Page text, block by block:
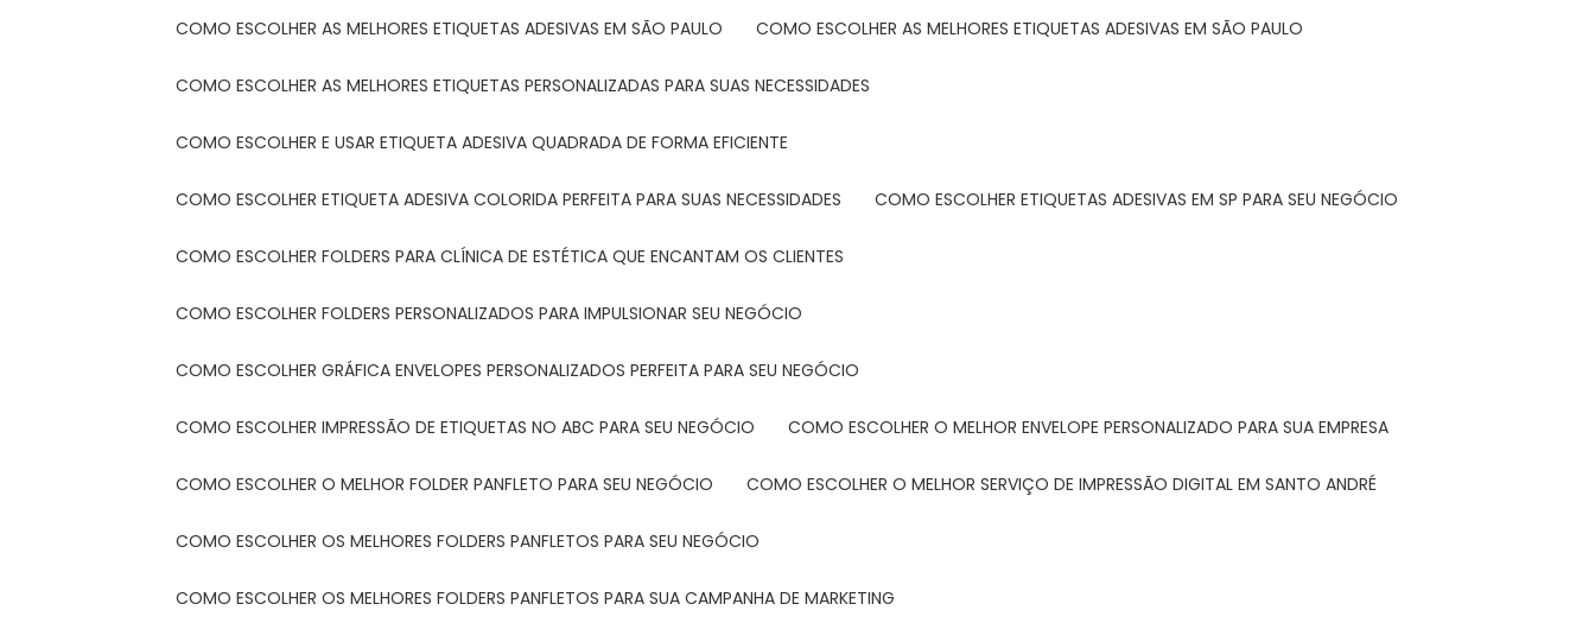
COMO ESCOLHER AS MELHORES ETIQUETAS ADESIVAS EM SÃO PAULO COMO ESCOLHER AS MELHORES ETIQUETAS ADESIVAS EM SÃO PAULO
COMO ESCOLHER AS MELHORES ETIQUETAS PERSONALIZADAS PARA SUAS NECESSIDADES
COMO ESCOLHER E USAR ETIQUETA ADESIVA QUADRADA DE FORMA EFICIENTE
COMO ESCOLHER ETIQUETA ADESIVA COLORIDA PERFEITA PARA SUAS NECESSIDADES COMO ESCOLHER ETIQUETAS ADESIVAS EM SP PARA SEU NEGÓCIO
COMO ESCOLHER FOLDERS PARA CLÍNICA DE ESTÉTICA QUE ENCANTAM OS CLIENTES
COMO ESCOLHER FOLDERS PERSONALIZADOS PARA IMPULSIONAR SEU NEGÓCIO
COMO ESCOLHER GRÁFICA ENVELOPES PERSONALIZADOS PERFEITA PARA SEU NEGÓCIO
COMO ESCOLHER IMPRESSÃO DE ETIQUETAS NO ABC PARA SEU NEGÓCIO COMO ESCOLHER O MELHOR ENVELOPE PERSONALIZADO PARA SUA EMPRESA
COMO ESCOLHER O MELHOR FOLDER PANFLETO PARA SEU NEGÓCIO COMO ESCOLHER O MELHOR SERVIÇO DE IMPRESSÃO DIGITAL EM SANTO ANDRÉ
COMO ESCOLHER OS MELHORES FOLDERS PANFLETOS PARA SEU NEGÓCIO
COMO ESCOLHER OS MELHORES FOLDERS PANFLETOS PARA SUA CAMPANHA DE MARKETING